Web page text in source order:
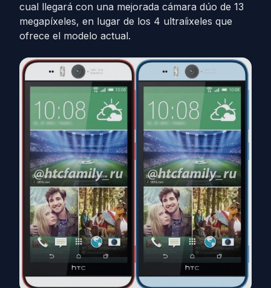
cual llegará con una mejorada cámara dúo de 13
megapíxeles, en lugar de los 4 ultraíixeles que
ofrece el modelo actual.